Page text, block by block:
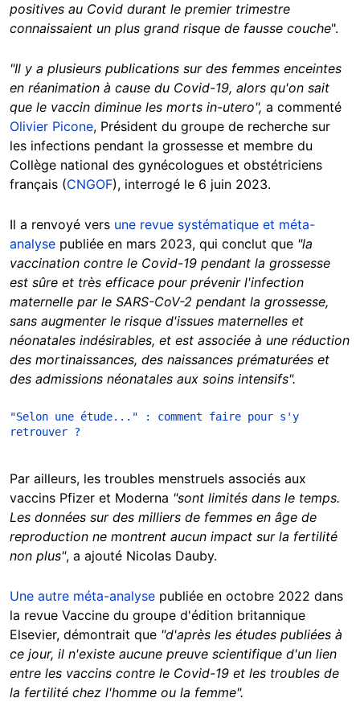
positives au Covid durant le premier trimestre
connaissaient un plus grand risque de fausse couche".
"Il y a plusieurs publications sur des femmes enceintes
en réanimation à cause du Covid-19, alors qu'on sait
que le vaccin diminue les morts in-utero", a commenté
Olivier Picone, Président du groupe de recherche sur
les infections pendant la grossesse et membre du
Collège national des gynécologues et obstétriciens
français (CNGOF), interrogé le 6 juin 2023.
Il a renvoyé vers une revue systématique et méta-
analyse publiée en mars 2023, qui conclut que "la
vaccination contre le Covid-19 pendant la grossesse
est sûre et très efficace pour prévenir l'infection
maternelle par le SARS-CoV-2 pendant la grossesse,
sans augmenter le risque d'issues maternelles et
néonatales indésirables, et est associée à une réduction
des mortinaissances, des naissances prématurées et
des admissions néonatales aux soins intensifs".
"Selon une étude..." : comment faire pour s'y
retrouver ?
Par ailleurs, les troubles menstruels associés aux
vaccins Pfizer et Moderna "sont limités dans le temps.
Les données sur des milliers de femmes en âge de
reproduction ne montrent aucun impact sur la fertilité
non plus", a ajouté Nicolas Dauby.
Une autre méta-analyse publiée en octobre 2022 dans
la revue Vaccine du groupe d'édition britannique
Elsevier, démontrait que "d'après les études publiées à
ce jour, il n'existe aucune preuve scientifique d'un lien
entre les vaccins contre le Covid-19 et les troubles de
la fertilité chez l'homme ou la femme".